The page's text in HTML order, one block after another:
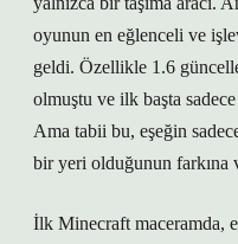
oyunun en eğlenceli ve
geldi. Özellikle 1.6
olmuştu ve ilk başta
Ama tabii bu, eşeğin
bir yeri olduğunun farkına
İlk Minecraft maceramda,